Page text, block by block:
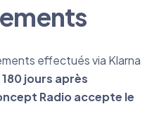
effectués via Klarna
180 jours après
Radio accepte le